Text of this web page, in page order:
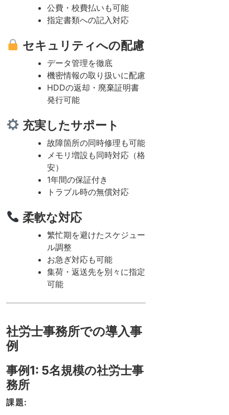
公費・校費払いも可能
指定書類への記入対応
セキュリティへの配慮
データ管理を徹底
機密情報の取り扱いに配慮
HDDの返却・廃棄証明書
発行可能
充実したサポート
故障箇所の同時修理も可能
メモリ増設も同時対応（格
安）
1年間の保証付き
トラブル時の無償対応
柔軟な対応
繁忙期を避けたスケジュー
ル調整
お急ぎ対応も可能
集荷・返送先を別々に指定
可能
社労士事務所での導入事
例
事例1: 5名規模の社労士事
務所
課題: